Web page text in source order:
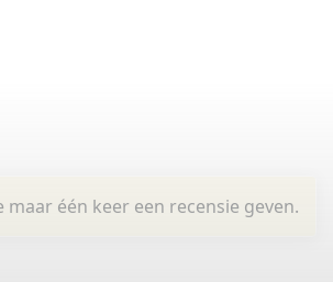
maar één keer een recensie geven.